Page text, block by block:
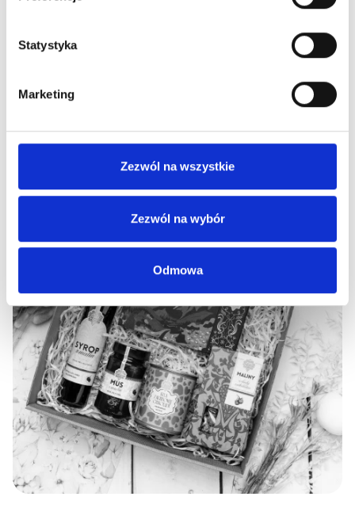
Statystyka
Marketing
Zezwól na wszystkie
Zezwól na wybór
Odmowa
100,86